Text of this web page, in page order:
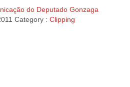
do Deputado Gonzaga
Category : Clipping